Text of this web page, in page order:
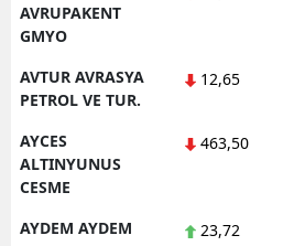
AVRUPAKENT
GMYO
AVTUR AVRASYA
PETROL VE TUR.
12,65
AYCES
ALTINYUNUS
CESME
463,50
AYDEM AYDEM
23,72